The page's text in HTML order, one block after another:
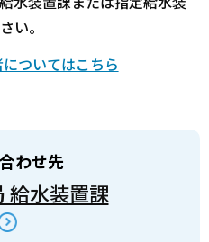
い。
ついてはこちら
わせ先
給水装置課